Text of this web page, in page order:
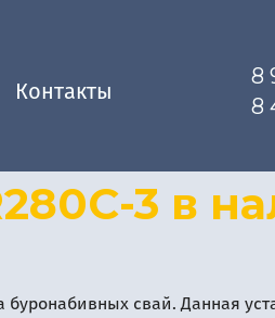
Контакты
8
8
3 в
буронабивных свай. Данная